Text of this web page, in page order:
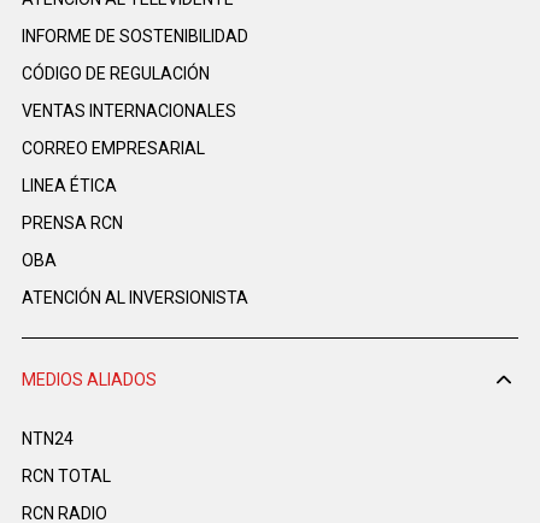
INFORME DE SOSTENIBILIDAD
CÓDIGO DE REGULACIÓN
VENTAS INTERNACIONALES
CORREO EMPRESARIAL
LINEA ÉTICA
PRENSA RCN
OBA
ATENCIÓN AL INVERSIONISTA
MEDIOS ALIADOS
NTN24
RCN TOTAL
RCN RADIO